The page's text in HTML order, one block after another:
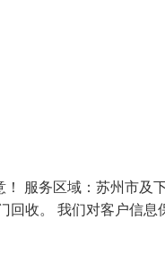
服务区域：苏州市及
收。 我们对客户信息